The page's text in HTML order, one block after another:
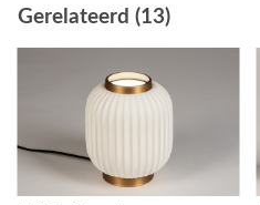
Gerelateerd (13)